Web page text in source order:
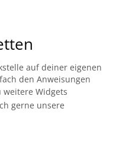
auf deiner eigenen
den Anweisungen
weitere Widgets
gerne unsere